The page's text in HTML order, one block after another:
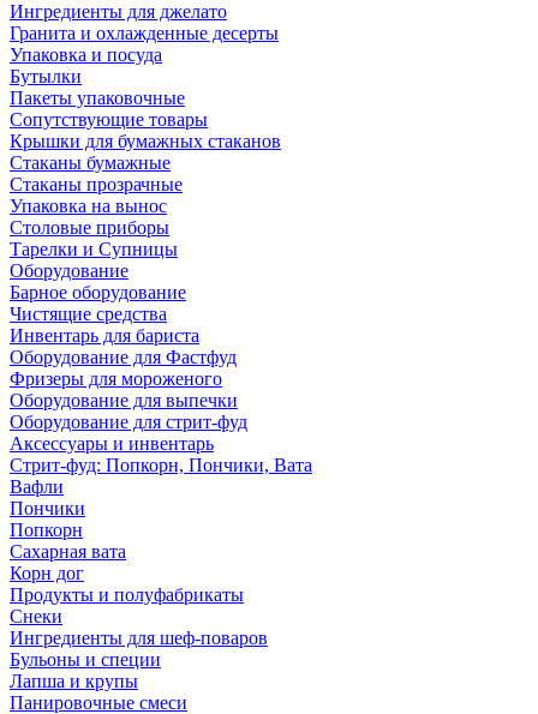
Ингредиенты для джелато
Гранита и охлажденные десерты
Упаковка и посуда
Бутылки
Пакеты упаковочные
Сопутствующие товары
Крышки для бумажных стаканов
Стаканы бумажные
Стаканы прозрачные
Упаковка на вынос
Столовые приборы
Тарелки и Супницы
Оборудование
Барное оборудование
Чистящие средства
Инвентарь для бариста
Оборудование для Фастфуд
Фризеры для мороженого
Оборудование для выпечки
Оборудование для стрит-фуд
Аксессуары и инвентарь
Стрит-фуд: Попкорн, Пончики, Вата
Вафли
Пончики
Попкорн
Сахарная вата
Корн дог
Продукты и полуфабрикаты
Снеки
Ингредиенты для шеф-поваров
Бульоны и специи
Лапша и крупы
Панировочные смеси